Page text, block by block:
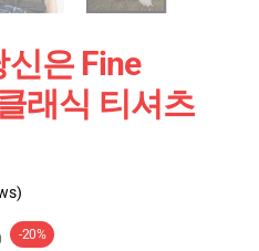
은 Fine
래식 티셔츠
-20%